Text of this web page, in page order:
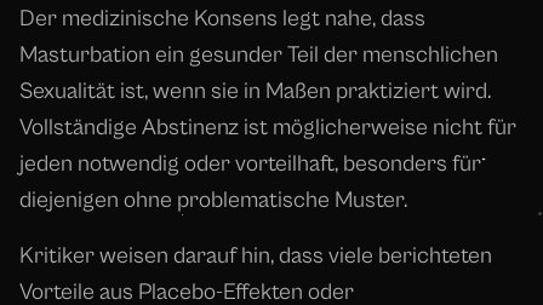
Der medizinische Konsens legt nahe, dass
Masturbation ein gesunder Teil der menschlichen
Sexualität ist, wenn sie in Maßen praktiziert wird.
Vollständige Abstinenz ist möglicherweise nicht für
jeden notwendig oder vorteilhaft, besonders für
diejenigen ohne problematische Muster.
Kritiker weisen darauf hin, dass viele berichteten
Vorteile aus Placebo-Effekten oder